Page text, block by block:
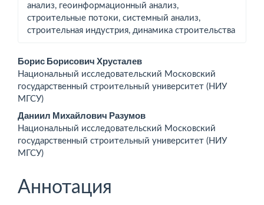
анализ, геоинформационный анализ,
строительные потоки, системный анализ,
строительная индустрия, динамика строительства
Основное
содержимое
статьи
Борис Борисович Хрусталев
Национальный исследовательский Московский
государственный строительный университет (НИУ
МГСУ)
Даниил Михайлович Разумов
Национальный исследовательский Московский
государственный строительный университет (НИУ
МГСУ)
Аннотация